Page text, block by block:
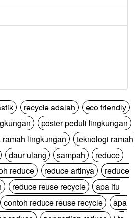
recycle adalah
eco friendly
poster peduli lingkungan
ramah lingkungan
teknologi ramah
daur ulang sampah
reduce
reduce reduce artinya
reduce
reduce reuse recycle
apa itu
contoh reduce reuse recycle
apa